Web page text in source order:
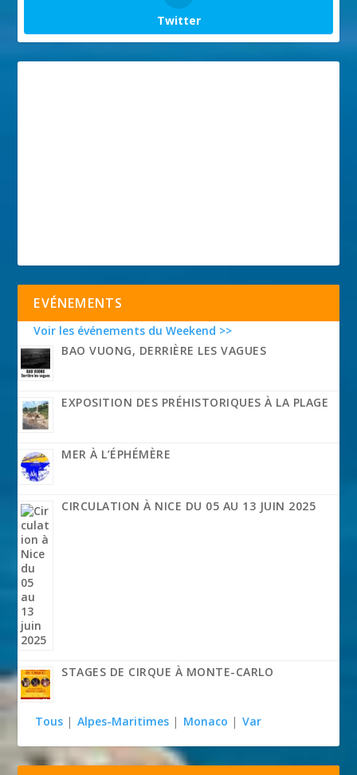
Twitter
EVÉNEMENTS
Voir les événements du Weekend >>
BAO VUONG, DERRIÈRE LES VAGUES
EXPOSITION DES PRÉHISTORIQUES À LA PLAGE
MER À L’ÉPHÉMÈRE
CIRCULATION À NICE DU 05 AU 13 JUIN 2025
STAGES DE CIRQUE À MONTE-CARLO
Tous | Alpes-Maritimes | Monaco | Var